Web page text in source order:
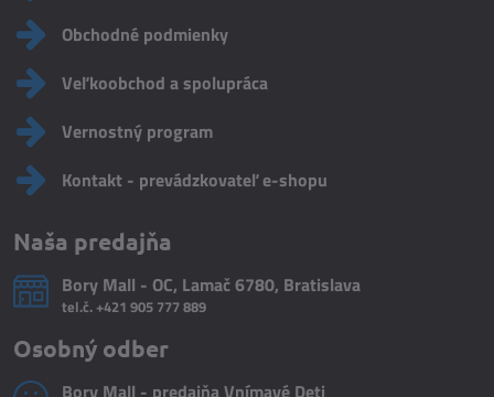
Obchodné podmienky
Veľkoobchod a spolupráca
Vernostný program
Kontakt - prevádzkovateľ e-shopu
Naša predajňa
Bory Mall - OC, Lamač 6780, Bratislava
tel.č.+421 905 777 889
Osobný odber
Bory Mall - predajňa Vnímavé Deti